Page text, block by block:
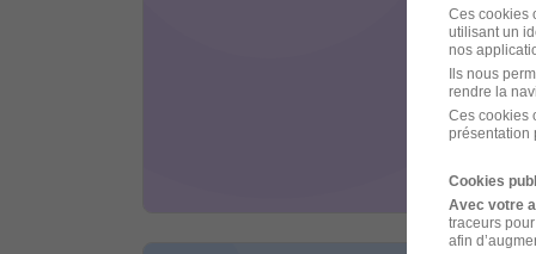
Iziwork
La
il y a
Ces cookies
utilisant un
nos
Ils nous
rendre la
Ces cookies
présentation
Cookies
Avec votre
traceurs
afin